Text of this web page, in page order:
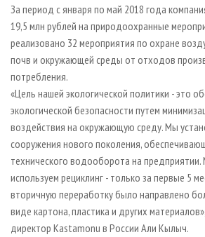
ПРОИЗВОДСТВО МЕБЕЛИ
БИОЭНЕРГЕТИКА
ЦБП
ИНСТРУМЕНТ И МАТЕРИАЛЫ
ПРИОРИТЕТНЫЕ ИНВЕСТПРОЕКТЫ
RUSSIAN FORESTRY REVIEW
ГАЗЕТА ЛЕСПРОМФОРУМ
БИБЛИОТЕКА СПЕЦИАЛИСТА
За период с января по май 2018 года
19,5 млн рублей на природоохранные
реализовано 32 мероприятия по охране
почв и окружающей среды от отходов
потребления.
«Цель нашей экологической политики - это
экологической безопасности путем
воздействия на окружающую среду. Мы
сооружения нового поколения,
технического водооборота на предприятии.
используем рециклинг - только за первые 5
вторичную переработку было направлено
виде картона, пластика и других
директор Kastamonu в России Али Кылыч.